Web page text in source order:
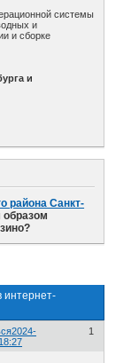
системы
и
и сборке
и
района Санкт-
образом
интернет-
1
2024-